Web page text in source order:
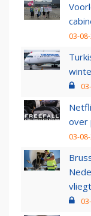
03-
over
03-